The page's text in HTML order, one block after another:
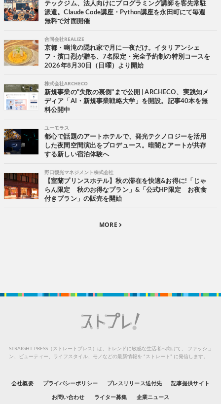
テックジム、法人向けにプログラミング講師を客先常駐
派遣。Claude Code講座・Python講座を永田町にて毎週
無料で対面開催
合同会社REALIZE
京都・鳴滝の隠れ家で月に一夜だけ。イタリアンシェ
フ・濱口烈が贈る、7名限定・完全予約制の特別コースを
2026年8月30日（日曜）より開始
株式会社ARCHECO
新規事業の"失敗の裏側"まで公開 | ARCHECO、実践知メ
ディア「AI・新規事業戦略大学」を開設。記事40本を無
料公開中
ユーモラス
都心で話題のアートホテルで、発光テクノロジーを活用
した夜間空間演出をプロデュース。暗闇とアートが共存
する新しい宿泊体験へ
野口観光マネジメント株式会社
【室蘭プリンスホテル】秋の滞在を快適&お得に!「じゃ
らん限定 秋のお得なプラン」&「公式HP限定 お夜食
付きプラン」の販売を開始
MORE
STRAIGHT PRESS（ストレートプレス）は、トレンドに敏感な生活者へ向けて、
ファッショ
ン、ビューティー、ライフスタイル、モノなどの最新情報を “ストレート” に発信します。
会社概要 プライバシーポリシー プレスリリース送付先 記事提供サイト
お問い合わせ ライター募集 企業ニュース